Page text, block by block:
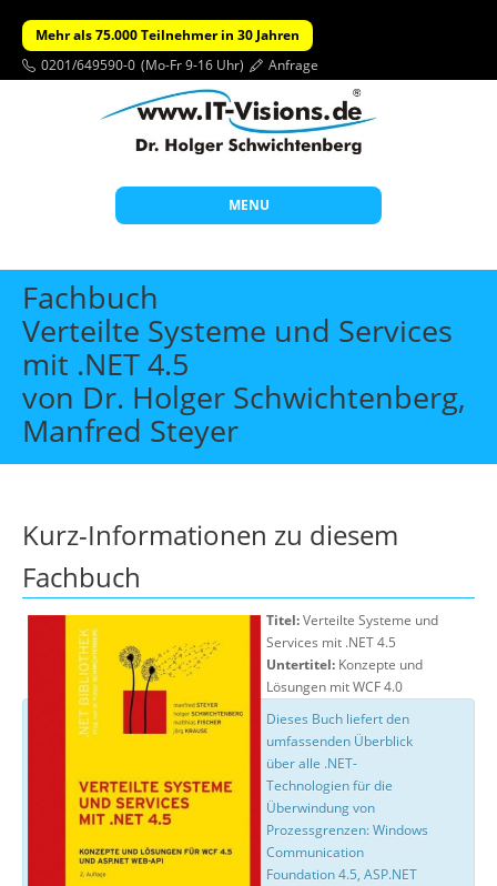
Mehr als 75.000 Teilnehmer in 30 Jahren
0201/649590-0 (Mo-Fr 9-16 Uhr) Anfrage
MENU
Start
Themen
Beratung
Individuelle Schulungen
Offene Seminare
Fachbuch
Verteilte Systeme und Services
mit .NET 4.5
von Dr. Holger Schwichtenberg,
Manfred Steyer
Kurz-Informationen zu diesem
Fachbuch
Titel:Verteilte Systeme und
Services mit .NET 4.5
Untertitel: Konzepte und
Lösungen mit WCF 4.0
Dieses Buch liefert den
umfassenden Überblick
über alle .NET-
Technologien für die
Überwindung von
Prozessgrenzen: Windows
Communication
Foundation 4.5, ASP.NET